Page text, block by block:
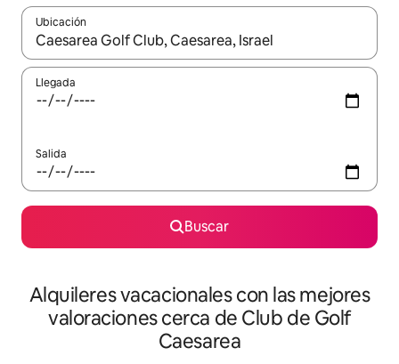
Ubicación
Cuando los resultados estén disponibles, navega con las
Llegada
Salida
Buscar
Alquileres vacacionales con las mejores
valoraciones cerca de Club de Golf
Caesarea